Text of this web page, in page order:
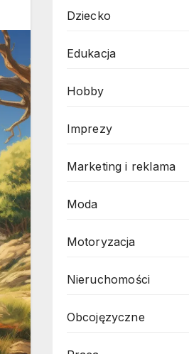
Dziecko
Edukacja
Hobby
Imprezy
Marketing i reklama
Moda
Motoryzacja
Nieruchomości
Obcojęzyczne